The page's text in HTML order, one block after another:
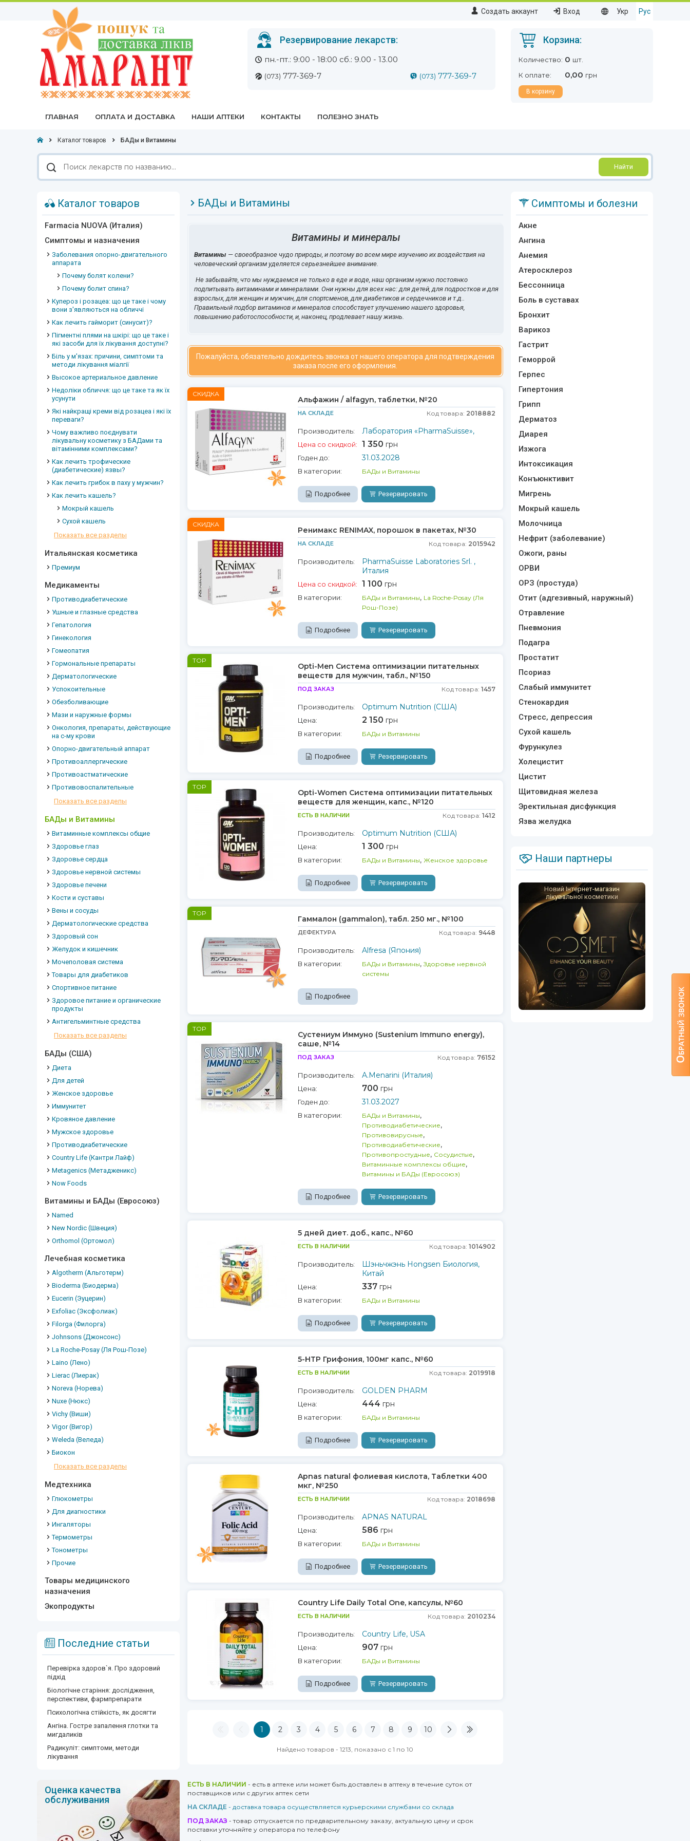
Укр Рус
Создать аккаунт Вход
Резервирование лекарств:
пн.-пт.: 9:00 - 18:00 сб.: 9.00 - 13.00
(073) 777-369-7 (073) 777-369-7
Корзина:
Количество: 0 шт.
К оплате:
0,00 грн
В корзину
ГЛАВНАЯ ОПЛАТА И ДОСТАВКА НАШИ АПТЕКИ КОНТАКТЫ ПОЛЕЗНО ЗНАТЬ
Каталог товаров БАДы и Витамины
Поиск
лекарств
по
Найти
Каталог товаров
Farmacia NUOVA (Италия)
Симптомы и назначения
Заболевания опорно-двигательного
аппарата
Почему болят колени?
Почему болит спина?
Купероз і розацеа: що це таке і чому
вони з'являються на обличчі
Как лечить гайморит (синусит)?
Пігментні плями на шкірі: що це таке і
які засоби для їх лікування доступні?
Біль у м'язах: причини, симптоми та
методи лікування міалгії
Высокое артериальное давление
Недоліки обличчя: що це таке та як їх
усунути
Які найкращі креми від розацеа і які їх
переваги?
Чому важливо поєднувати
лікувальну косметику з БАДами та
вітамінними комплексами?
Как лечить трофические
(диабетические) язвы?
Как лечить грибок в паху у мужчин?
Как лечить кашель?
Мокрый кашель
Сухой кашель
Показать все разделы
Итальянская косметика
Премиум
Медикаменты
Противодиабетические
Ушные и глазные средства
Гепатология
Гинекология
Гомеопатия
Гормональные препараты
Дерматологические
Успокоительные
Обезболивающие
Мази и наружные формы
Онкология, препараты, действующие
на с-му крови
Опорно-двигательный аппарат
Противоаллергические
Противоастматические
Противовоспалительные
Показать все разделы
БАДы и Витамины
Витаминные комплексы общие
Здоровье глаз
Здоровье сердца
Здоровье нервной системы
Здоровье печени
Кости и суставы
Вены и сосуды
Дерматологические средства
Здоровый сон
Желудок и кишечник
Мочеполовая система
Товары для диабетиков
Спортивное питание
Здоровое питание и органические
продукты
Антигельминтные средства
Показать все разделы
БАДы (США)
Диета
Для детей
Женское здоровье
Иммунитет
Кровяное давление
Мужское здоровье
Противодиабетические
Country Life (Кантри Лайф)
Metagenics (Метадженикс)
Now Foods
Витамины и БАДы (Евросоюз)
Named
New Nordic (Швеция)
Orthomol (Ортомол)
Лечебная косметика
Algotherm (Альготерм)
Bioderma (Биодерма)
Eucerin (Эуцерин)
Exfoliac (Эксфолиак)
Filorga (Филорга)
Johnsons (Джонсонс)
La Roche-Posay (Ля Рош-Позе)
Laino (Лено)
Lierac (Лиерак)
Noreva (Норева)
Nuxe (Нюкс)
Vichy (Виши)
Vigor (Вигор)
Weleda (Веледа)
Биокон
Показать все разделы
Медтехника
Глюкометры
Для диагностики
Ингаляторы
Термометры
Тонометры
Прочие
Товары медицинского
назначения
Экопродукты
Последние статьи
Перевірка здоров`я. Про здоровий
підхід
Біологічне старіння: дослідження,
перспективи, фармпрепарати
Психологічна стійкість, як досягти
Ангіна. Гостре запалення глотки та
мигдаликів
Радикуліт: симптоми, методи
лікування
Оценка качества
обслуживания
БАДы и Витамины
Витамины и минералы
Витамины — своеобразное чудо природы, и поэтому во всем мире изучению их воздействия на
человеческий организм уделяется серьезнейшее внимание.
Не забывайте, что мы нуждаемся не только в еде и воде, наш организм нужно постоянко
подпитывать витаминами и минералами. Они нужны для всех нас: для детей, для подростков и для
взрослых, для женщин и мужчин, для спортсменов, для диабетиков и сердечников и т.д..
Правильный подбор витаминов и минералов способствует улучшению нашего здоровья,
повышению работоспособности, и, наконец, продлевает нашу жизнь.
Пожалуйста, обязательно дождитесь звонка от нашего оператора для подтверждения
заказа после его оформления.
СКИДКА
Альфажин / alfagyn, таблетки, №20
НА СКЛАДЕ Код товара: 2018882
Производитель: Лаборатория «РharmaSuisse»,
Цена со скидкой: 1 350 грн
Годен до: 31.03.2028
В категории: БАДы и Витамины
Подробнее Резервировать
СКИДКА
Ренимакс RENIMAX, порошок в пакетах, №30
НА СКЛАДЕ Код товара: 2015942
Производитель:
PharmaSuisse Laboratories Srl. ,
Италия
Цена со скидкой: 1 100 грн
В категории: БАДы и Витамины, La Roche-Posay (Ля
Рош-Позе)
Подробнее Резервировать
TOP
Opti-Men Система оптимизации питательных
веществ для мужчин, табл., №150
ПОД ЗАКАЗ Код товара: 1457
Производитель: Optimum Nutrition (США)
Цена: 2 150 грн
В категории: БАДы и Витамины
Подробнее Резервировать
TOP
Opti-Women Система оптимизации питательных
веществ для женщин, капс., №120
ЕСТЬ В НАЛИЧИИ Код товара: 1412
Производитель: Optimum Nutrition (США)
Цена: 1 300 грн
В категории: БАДы и Витамины, Женское здоровье
Подробнее Резервировать
TOP
Гаммалон (gammalon), табл. 250 мг., №100
ДЕФЕКТУРА Код товара: 9448
Производитель: Alfresa (Япония)
В категории: БАДы и Витамины,Здоровье нервной
системы
Подробнее
TOP
Сустениум Иммуно (Sustenium Immuno energy),
саше, №14
ПОД ЗАКАЗ Код товара: 76152
Производитель: A.Menarini (Италия)
Цена: 700 грн
Годен до: 31.03.2027
В категории: БАДы и Витамины,
Противодиабетические,
Противовирусные,
Противодиабетические,
Противопростудные, Сосудистые,
Витаминные комплексы общие,
Витамины и БАДы (Евросоюз)
Подробнее Резервировать
5 дней диет. доб., капс., №60
ЕСТЬ В НАЛИЧИИ Код товара: 1014902
Производитель:
Шэньчжэнь Hongsen Биология,
Китай
Цена: 337грн
В категории: БАДы и Витамины
Подробнее Резервировать
5-НТР Грифония, 100мг капс., №60
ЕСТЬ В НАЛИЧИИ Код товара: 2019918
Производитель: GOLDEN PHARM
Цена: 444 грн
В категории: БАДы и Витамины
Подробнее Резервировать
Apnas natural фолиевая кислота, Таблетки 400
мкг, №250
ЕСТЬ В НАЛИЧИИ Код товара: 2018698
Производитель: APNAS NATURAL
Цена: 586 грн
В категории: БАДы и Витамины
Подробнее Резервировать
Country Life Daily Total One, капсулы, №60
ЕСТЬ В НАЛИЧИИ Код товара: 2010234
Производитель: Country Life, USA
Цена: 907грн
В категории: БАДы и Витамины
Подробнее Резервировать
1 2 3 4 5 6 7 8 9 10
Найдено товаров - 1213, показано с 1 по 10
ЕСТЬ В НАЛИЧИИ - есть в аптеке или может быть доставлен в аптеку в течение суток от
поставщиков или с других аптек сети
НА СКЛАДЕ- доставка товара осуществляется курьерскими службами со склада
ПОД ЗАКАЗ - товар отпускается по предварительному заказу, актуальную цену и срок
поставки уточняйте у оператора по телефону
Симптомы и болезни
Акне
Ангина
Анемия
Атеросклероз
Бессонница
Боль в суставах
Бронхит
Варикоз
Гастрит
Геморрой
Герпес
Гипертония
Грипп
Дерматоз
Диарея
Изжога
Интоксикация
Конъюнктивит
Мигрень
Мокрый кашель
Молочница
Нефрит (заболевание)
Ожоги, раны
ОРВИ
ОРЗ (простуда)
Отит (адгезивный, наружный)
Отравление
Пневмония
Подагра
Простатит
Псориаз
Слабый иммунитет
Стенокардия
Стресс, депрессия
Сухой кашель
Фурункулез
Холецистит
Цистит
Щитовидная железа
Эректильная дисфункция
Язва желудка
Наши партнеры
Новий Інтернет-магазин
лікувальної косметики